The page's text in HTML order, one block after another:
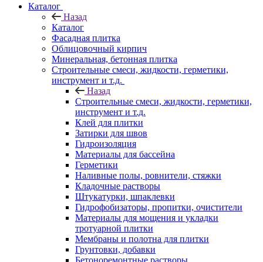
Каталог
Назад
Каталог
Фасадная плитка
Облицовочный кирпич
Минеральная, бетонная плитка
Строительные смеси, жидкости, герметики,
инструмент и т.д.
Назад
Строительные смеси, жидкости, герметики,
инструмент и т.д.
Клей для плитки
Затирки для швов
Гидроизоляция
Материалы для бассейна
Герметики
Наливные полы, ровнители, стяжки
Кладочные растворы
Штукатурки, шпаклевки
Гидрофобизаторы, пропитки, очистители
Материалы для мощения и укладки
тротуарной плитки
Мембраны и полотна для плитки
Грунтовки, добавки
Бетоноремонтные растворы